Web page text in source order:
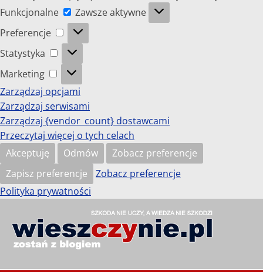
Funkcjonalne
Funkcjonalne
Zawsze aktywne
Preferencje
Preferencje
Statystyka
Statystyka
Marketing
Marketing
Zarządzaj opcjami
Zarządzaj serwisami
Zarządzaj {vendor_count} dostawcami
Przeczytaj więcej o tych celach
Akceptuję
Odmów
Zobacz preferencje
Zapisz preferencje
Zobacz preferencje
Polityka prywatności
treściwieszczynie.pl
Szkoda